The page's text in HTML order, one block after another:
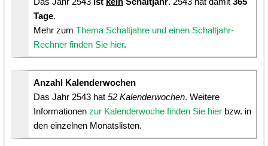
Tage.
Mehr zum Thema Schaltjahre und einen Schaltjahr-
Rechner finden Sie hier.
Anzahl Kalenderwochen
Das Jahr 2543 hat 52 Kalenderwochen. Weitere
Informationen zur Kalenderwoche finden Sie hier bzw. in
den einzelnen Monatslisten.